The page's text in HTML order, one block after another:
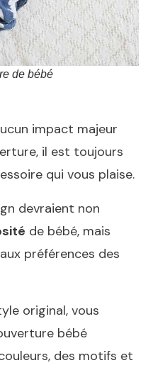
de bébé
impact majeur
il est toujours
qui vous plaise.
devraient non
de bébé, mais
préférences des
original, vous
bébé
des motifs et